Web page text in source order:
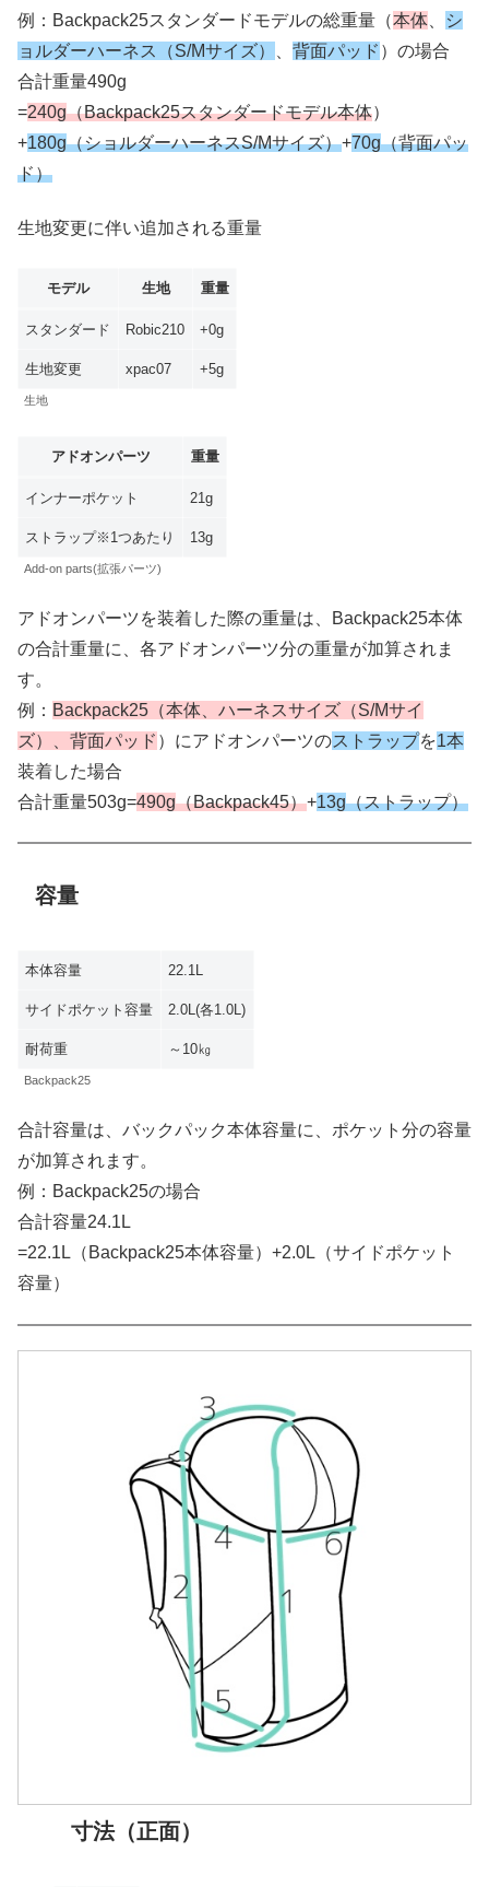
例：Backpack25スタンダードモデルの総重量（本体
シ
ョルダーハーネス（S/Mサイズ） 背面パッド ）の場合
合計重量490g
=240g（Backpack25スタンダードモデル本体）
+180g（ショルダーハーネスS/Mサイズ）+70g（背面パッ
ド）
生地変更に伴い追加される重量
モデル 生地 重量
スタンダード Robic210 +0g
生地変更 xpac07 +5g
生地
アドオンパーツ 重量
インナーポケット 21g
ストラップ※1つあたり 13g
Add-on parts(拡張パーツ)
アドオンパーツを装着した際の重量は、Backpack25本体
の合計重量に、各アドオンパーツ分の重量が加算されま
す。
例： Backpack25（本体、ハーネスサイズ（S/Mサイ
ズ）、背面パッド ）にアドオンパーツのストラップを1本
装着した場合
合計重量503g=490g（Backpack45）+13g（ストラップ）
容量
本体容量 22.1L
サイドポケット容量 2.0L(各1.0L)
耐荷重 ～10㎏
Backpack25
合計容量は、バックパック本体容量に、ポケット分の容量
が加算されます。
例：Backpack25の場合
合計容量24.1L
=22.1L（Backpack25本体容量）+2.0L（サイドポケット
容量）
寸法（正面）